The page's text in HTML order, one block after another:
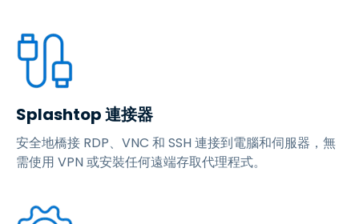
Splashtop 連接器
安全地橋接 RDP、VNC 和 SSH 連接到電腦和伺服器，無
需使用 VPN 或安裝任何遠端存取代理程式。